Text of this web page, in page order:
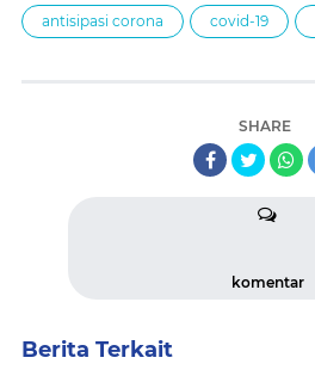
antisipasi corona covid-19
SHARE
komentar
Berita Terkait